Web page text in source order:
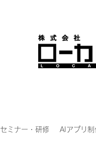
セミナー・研修 AIアプリ制